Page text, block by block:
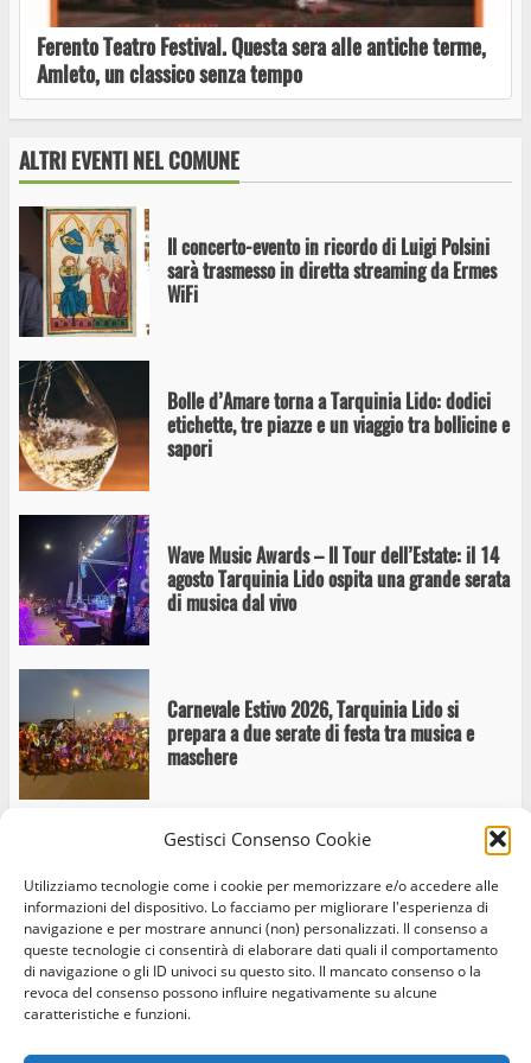
Gestisci Consenso Cookie
Utilizziamo tecnologie come i cookie per memorizzare e/o accedere alle
informazioni del dispositivo. Lo facciamo per migliorare l'esperienza di
navigazione e per mostrare annunci (non) personalizzati. Il consenso a
queste tecnologie ci consentirà di elaborare dati quali il comportamento
di navigazione o gli ID univoci su questo sito. Il mancato consenso o la
revoca del consenso possono influire negativamente su alcune
caratteristiche e funzioni.
Ferento Teatro Festival. Questa sera alle antiche terme,
Amleto, un classico senza tempo
ALTRI EVENTI NEL COMUNE
Festival Summer HOLI 2026: cresce ancora
l’evento che porta a Tarquinia pubblico da
Il concerto-evento in ricordo di Luigi Polsini
sarà trasmesso in diretta streaming da Ermes
WiFi
Bolle d’Amare torna a Tarquinia Lido: dodici
etichette, tre piazze e un viaggio tra bollicine e
sapori
Wave Music Awards – Il Tour dell’Estate: il 14
agosto Tarquinia Lido ospita una grande serata
di musica dal vivo
Carnevale Estivo 2026, Tarquinia Lido si
prepara a due serate di festa tra musica e
maschere
Musica dal vivo al Lido, il 3 luglio il concerto
gratuito di Vincenzo Bencini
conferenze dedicato all’archeologia subacquea